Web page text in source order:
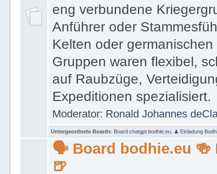
eng verbundene
Anführer oder
Kelten oder
Gruppen waren flexibel,
auf Raubzüge,
Expeditionen spezialisiert.
Moderator: Ronald Johannes
Untergeordnete Boards: Board chatgpt.bodhie.eu, ♟ Einladung
🗣 Board bodhie.eu
🍺